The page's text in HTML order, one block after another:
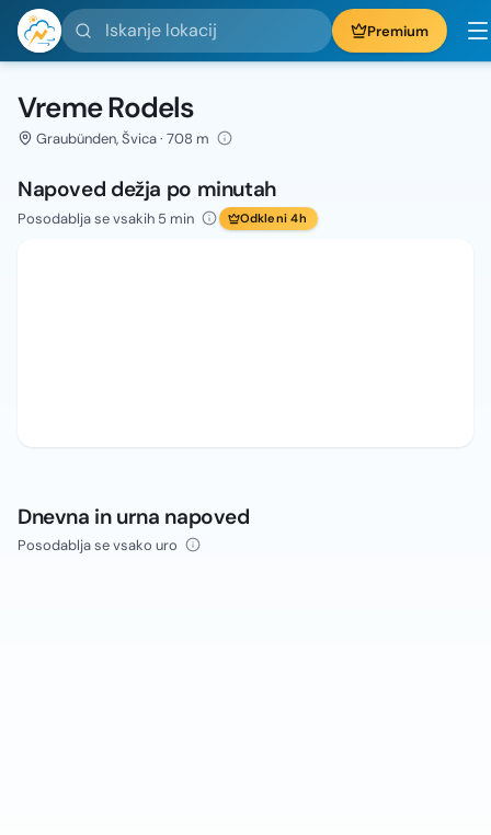
Iskanje lokacij Premium
Vreme Rodels
Graubünden, Švica · 708 m
Napoved dežja po minutah
Posodablja se vsakih 5 min Odkleni 4h
Dnevna in urna napoved
Posodablja se vsako uro